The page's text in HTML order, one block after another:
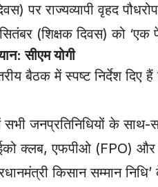
पर राज्यव्यापी वृहद
(शिक्षक दिवस) को ‘एक
सीएम योगी
बैठक में स्पष्ट निर्देश
सभी जनप्रतिनिधियों के
एफपीओ (FPO) और
किसान सम्मान